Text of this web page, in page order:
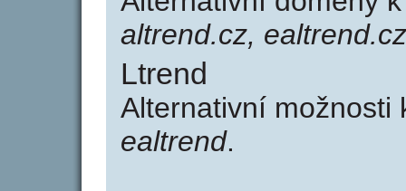
altrend.cz, ealtrend.cz
Ltrend
Alternativní
ealtrend.